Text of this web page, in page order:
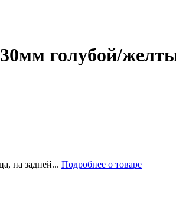
голубой/
на задней... Подробнее о товаре